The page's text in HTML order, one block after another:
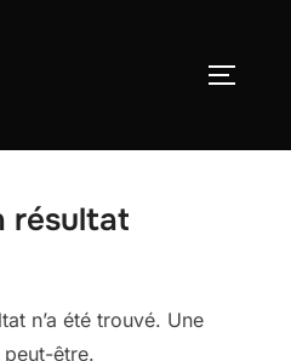
résultat
n’a été trouvé. Une
être.